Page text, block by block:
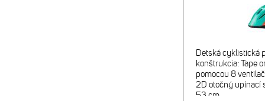
Detská cyklistická
konštrukcia: Tape
pomocou 8
2D otočný upínací
53 cm